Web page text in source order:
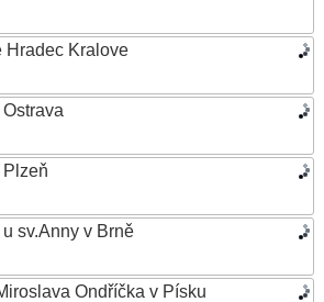
Hradec Kralove
sv.Anny v Brně
Ondříčka v Písku